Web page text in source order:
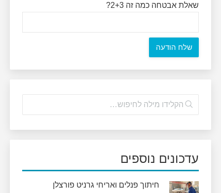
שאלת אבטחה כמה זה 2+3?
עדכונים נוספים
חיתוך פנלים ואריחי גרניט פורצלן